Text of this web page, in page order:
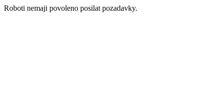
Roboti nemaji povoleno posilat pozadavky.